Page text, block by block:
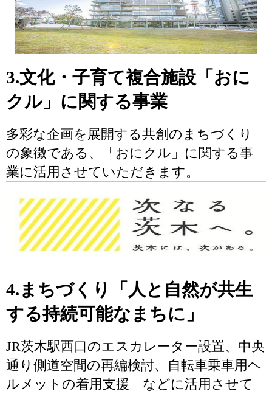
3.文化・子育て複合施設「おに
クル」に関する事業
多彩な企画を展開する共創のまちづくり
の象徴である、「おにクル」に関する事
業に活用させていただきます。
4.まちづくり「人と自然が共生
する持続可能なまちに」
JR茨木駅西口のエスカレーター設置、中央
通り側道空間の再編検討、自転車乗車用ヘ
ルメットの着用支援 などに活用させて